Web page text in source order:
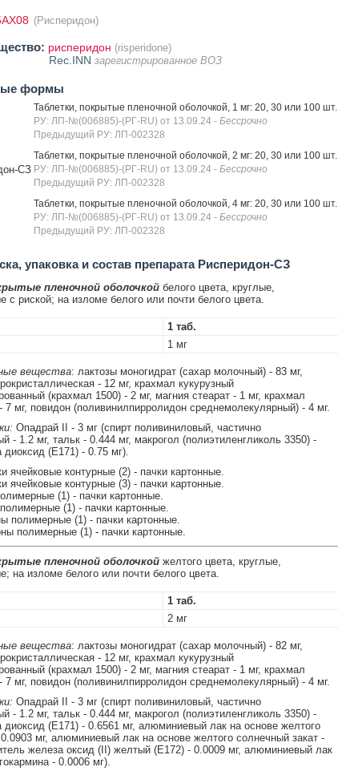
(Рисперидон)
рисперидон (risperidone)
Rec.INN зарегистрированное ВОЗ
формы
СЗ
Таблетки, покрытые пленочной оболочкой, 1 мг: 20, 30 или 100 шт.
РУ: ЛП-№(006885)-(РГ-RU) от 13.09.24 - Бессрочно
Предыдущий РУ: ЛП-002328
Таблетки, покрытые пленочной оболочкой, 2 мг: 20, 30 или 100 шт.
РУ: ЛП-№(006885)-(РГ-RU) от 13.09.24 - Бессрочно
Предыдущий РУ: ЛП-002328
Таблетки, покрытые пленочной оболочкой, 4 мг: 20, 30 или 100 шт.
РУ: ЛП-№(006885)-(РГ-RU) от 13.09.24 - Бессрочно
Предыдущий РУ: ЛП-002328
упаковка и состав препарата Рисперидон-СЗ
пленочной оболочкойбелого цвета, круглые,
с риской; на изломе белого или почти белого цвета.
1 таб.
1 мг
вещества: лактозы моногидрат (сахар молочный) - 83 мг,
- 12 мг, крахмал кукурузный
(крахмал 1500) - 2 мг, магния стеарат - 1 мг, крахмал
мг, повидон (поливинилпирролидон среднемолекулярный) - 4 мг.
Опадрай II - 3 мг (спирт поливиниловый, частично
- 1.2 мг, тальк - 0.444 мг, макрогол (полиэтиленгликоль 3350) -
диоксид (E171) - 0.75 мг).
ячейковые контурные (2) - пачки картонные.
ячейковые контурные (3) - пачки картонные.
(1) - пачки картонные.
(1) - пачки картонные.
полимерные (1) - пачки картонные.
полимерные (1) - пачки картонные.
пленочной оболочкойжелтого цвета, круглые,
на изломе белого или почти белого цвета.
1 таб.
2 мг
вещества: лактозы моногидрат (сахар молочный) - 82 мг,
- 12 мг, крахмал кукурузный
(крахмал 1500) - 2 мг, магния стеарат - 1 мг, крахмал
мг, повидон (поливинилпирролидон среднемолекулярный) - 4 мг.
Опадрай II - 3 мг (спирт поливиниловый, частично
- 1.2 мг, тальк - 0.444 мг, макрогол (полиэтиленгликоль 3350) -
диоксид (E171) - 0.6561 мг, алюминиевый лак на основе желтого
мг, алюминиевый лак на основе желтого солнечный закат -
железа оксид (II) желтый (E172) - 0.0009 мг, алюминиевый лак
- 0.0006 мг).